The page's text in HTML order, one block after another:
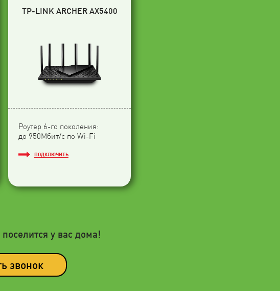
TP-LINK ARCHER AX5400
Роутер 6-го поколения:
до 950Мбит/с по Wi-Fi
ПОДКЛЮЧИТЬ
у вас дома!
звонок